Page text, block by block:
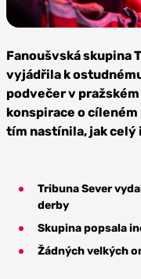
Slavia Praha
Fanoušvská skupina
vyjádřila k
podvečer v
konspirace o cíleném
tím nastínila, jak
Tribuna Sever
derby
Skupina popsala
Žádných velkých